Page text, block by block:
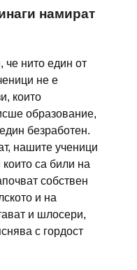
намират
че нито един от
не е
които
образование,
безработен.
нашите ученици
са били на
собствен
и на
и шлосери,
с гордост